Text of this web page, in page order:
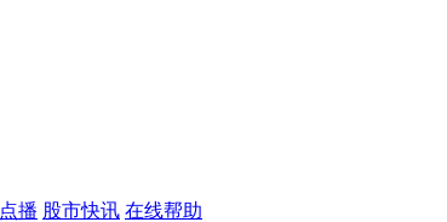
点播 股市快讯 在线帮助